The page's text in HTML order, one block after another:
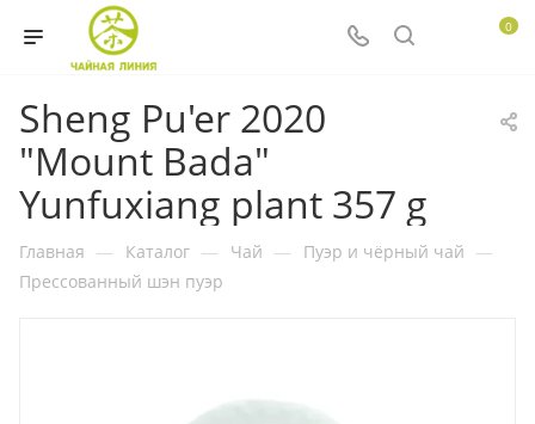
0
Sheng Pu'er 2020
"Mount Bada"
Yunfuxiang plant 357 g
Главная — Каталог — Чай — Пуэр и чёрный чай —
Прессованный шэн пуэр